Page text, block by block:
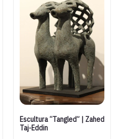
Escultura “Tangled” | Zahed
Taj-Eddin